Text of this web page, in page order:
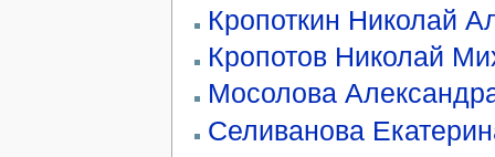
Кропоткин Николай
Кропотов Николай
Мосолова
Селиванова